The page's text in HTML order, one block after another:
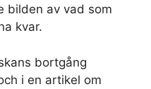
bilden av vad som
kvar.
bortgång
i en artikel om